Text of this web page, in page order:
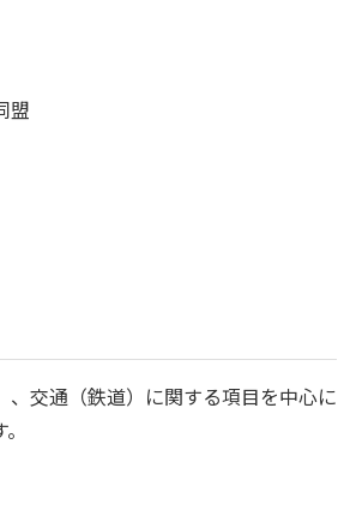
盟
、交通（鉄道）に関する項目を中心に